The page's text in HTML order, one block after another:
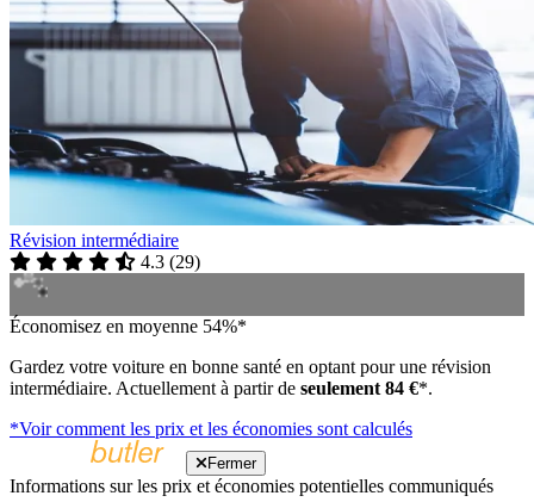
Révision intermédiaire
4.3 (29)
Économisez en moyenne 54%*
Gardez votre voiture en bonne santé en optant pour une révision
intermédiaire. Actuellement à partir de seulement 84 €*.
*Voir comment les prix et les économies sont calculés
Fermer
Informations sur les prix et économies potentielles communiqués